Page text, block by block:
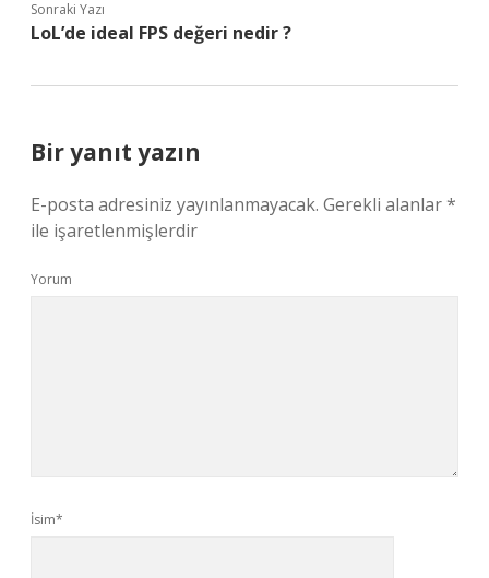
Sonraki Yazı
LoL’de ideal FPS değeri nedir ?
Bir yanıt yazın
E-posta adresiniz yayınlanmayacak. Gerekli alanlar*
ile işaretlenmişlerdir
Yorum
İsim*